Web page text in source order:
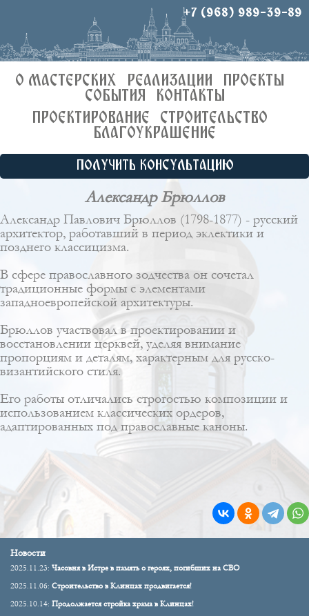
+7 (968) 989-39-89
О МАСТЕРСКИХ РЕАЛИЗАЦИИ
ПРОЕКТЫ
СОБЫТИЯ
КОНТАКТЫ
ПРОЕКТИРОВАНИЕ
СТРОИТЕЛЬСТВО
БЛАГОУКРАШЕНИЕ
ПОЛУЧИТЬ КОНСУЛЬТАЦИЮ
Александр Брюллов
Александр Павлович Брюллов (1798-1877) - русский
архитектор, работавший в период эклектики и
позднего классицизма.
В сфере православного зодчества он сочетал
традиционные формы с элементами
западноевропейской архитектуры.
Брюллов участвовал в проектировании и
восстановлении церквей, уделяя внимание
пропорциям и деталям, характерным для русско-
византийского стиля.
Его работы отличались строгостью композиции и
использованием классических ордеров,
адаптированных под православные каноны.
Новости
2025.11.23: Часовня в Истре в память о героях, погибших на СВО
2025.11.06: Строительство в Клинцах продвигается!
2025.10.14: Продолжается стройка храма в Клинцах!